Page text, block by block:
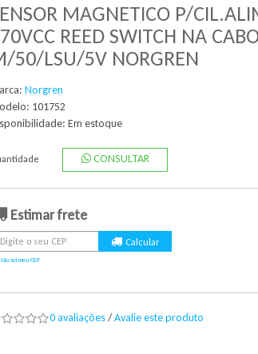
MAGNETICO P/
REED SWITCH NA
50/LSU/5V NORGREN
Norgren
101752
Em estoque
CONSULTAR
Estimar frete
Não sei meu CEP
0 avaliações/Avalie este produto